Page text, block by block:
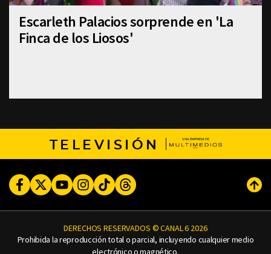
Escarleth Palacios sorprende en 'La
Finca de los Liosos'
TELEVISIÓN
FacebookTwitterYoutubeInstagram
TikTokThreads
DERECHOS RESERVADOS © CANAL 6 2026
Prohibida la reproducción total o parcial, incluyendo cualquier medio
electrónico o magnético.